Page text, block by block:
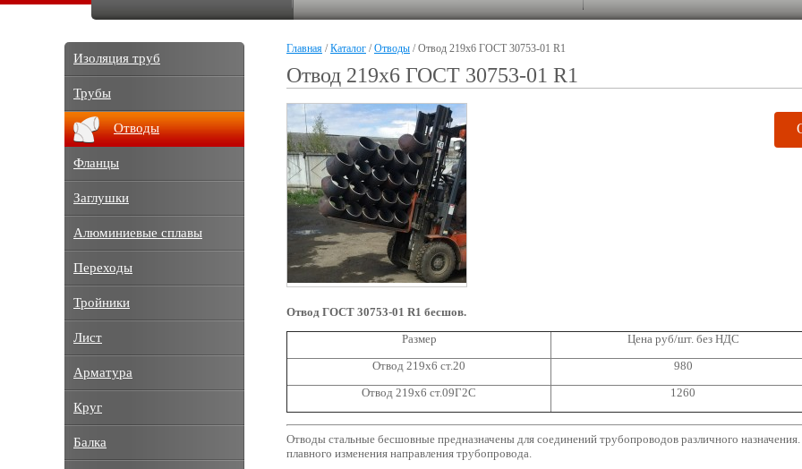
Главная /Каталог /Отводы / Отвод 219х6 ГОСТ 30753-01 R1
Отвод 219х6 ГОСТ 30753-01 R1
Отвод ГОСТ 30753-01 R1 бесшов.
Размер
Цена руб/шт. без НДС
Отвод 219х6 ст.20
980
Отвод 219х6 ст.09Г2С
1260
Отводы стальные бесшовные предназначены для соединений трубопроводов различного
плавного изменения направления трубопровода.
Изоляция труб
Трубы
Отводы
Фланцы
Заглушки
Алюминиевые сплавы
Переходы
Тройники
Лист
Арматура
Круг
Балка